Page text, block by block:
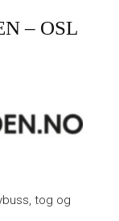
– OSL
tog og